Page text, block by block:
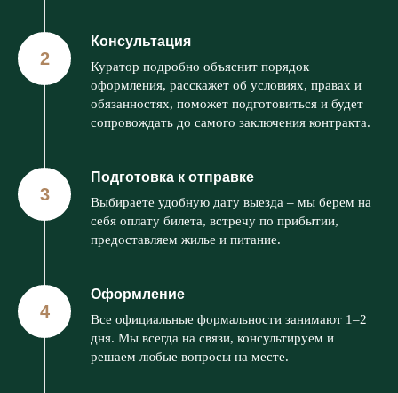
Консультация
Куратор подробно объяснит порядок
оформления, расскажет об условиях, правах и
обязанностях, поможет подготовиться и будет
сопровождать до самого заключения контракта.
Подготовка к отправке
Выбираете удобную дату выезда – мы берем на
себя оплату билета, встречу по прибытии,
предоставляем жилье и питание.
Оформление
Все официальные формальности занимают 1–2
дня. Мы всегда на связи, консультируем и
решаем любые вопросы на месте.